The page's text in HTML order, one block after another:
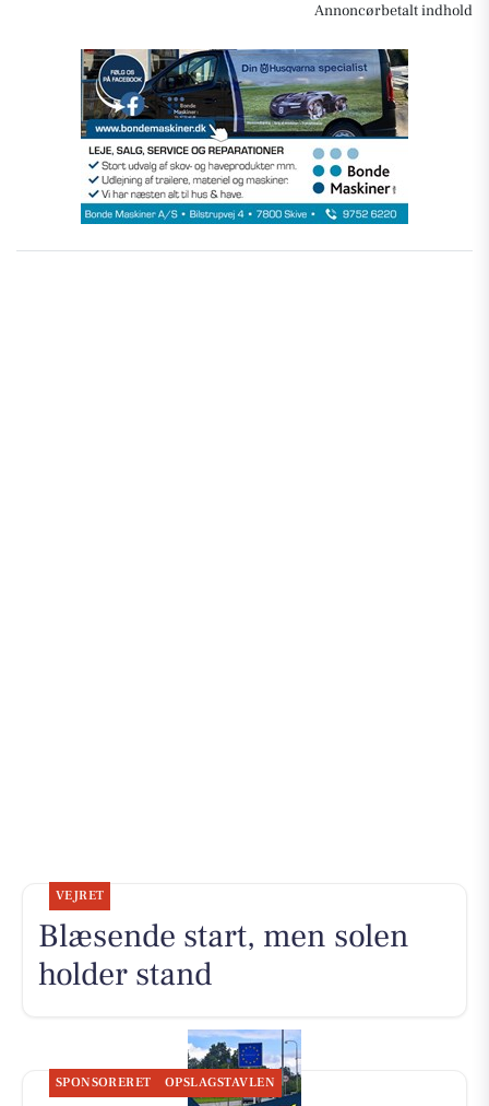
Annoncørbetalt indhold
VEJRET
Blæsende start, men solen
holder stand
SPONSORERET OPSLAGSTAVLEN